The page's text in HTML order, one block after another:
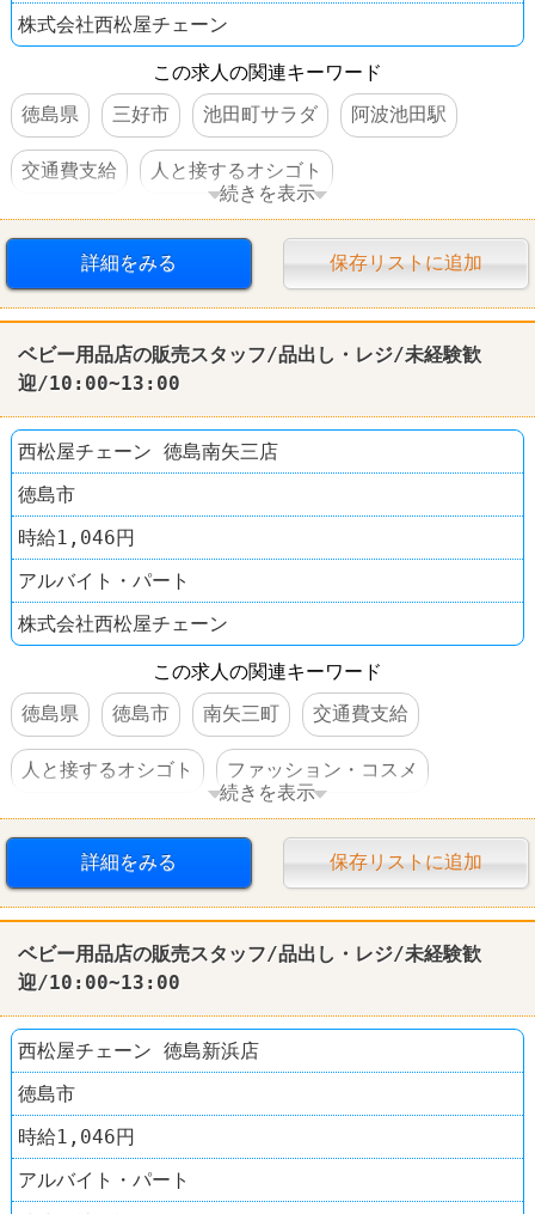
株式会社西松屋チェーン
この求人の関連キーワード
徳島県
三好市 池田町サラダ 阿波池田駅
交通費支給 人と接するオシゴト
ファッション・コスメ 西松屋
続きを表示
詳細をみる 保存リストに追加
ベビー用品店の販売スタッフ/品出し・レジ/未経験歓
迎/10:00~13:00
西松屋チェーン 徳島南矢三店
徳島市
時給1,046円
アルバイト・パート
株式会社西松屋チェーン
この求人の関連キーワード
徳島県
徳島市 南矢三町 交通費支給
人と接するオシゴト ファッション・コスメ
西松屋
続きを表示
詳細をみる 保存リストに追加
ベビー用品店の販売スタッフ/品出し・レジ/未経験歓
迎/10:00~13:00
西松屋チェーン 徳島新浜店
徳島市
時給1,046円
アルバイト・パート